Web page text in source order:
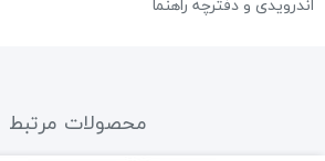
محصولات مرتبط